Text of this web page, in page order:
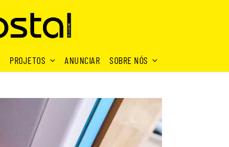
PROJETOS ANUNCIAR SOBRE NÓS